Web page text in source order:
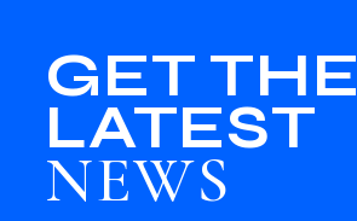
GET THE
LATEST
NEWS